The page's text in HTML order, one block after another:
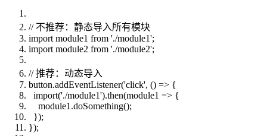
// 不推荐：静态导入所有模块
import module1 from './module1';
import module2 from './module2';
// 推荐：动态导入
button.addEventListener('click', () => {
import('./module1').then(module1 => {
module1.doSomething();
});
});